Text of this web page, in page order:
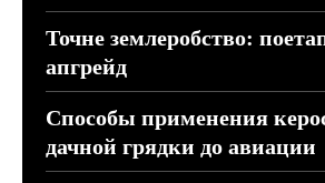
Точне землеробство:
апгрейд
Способы применения
дачной грядки до авиации